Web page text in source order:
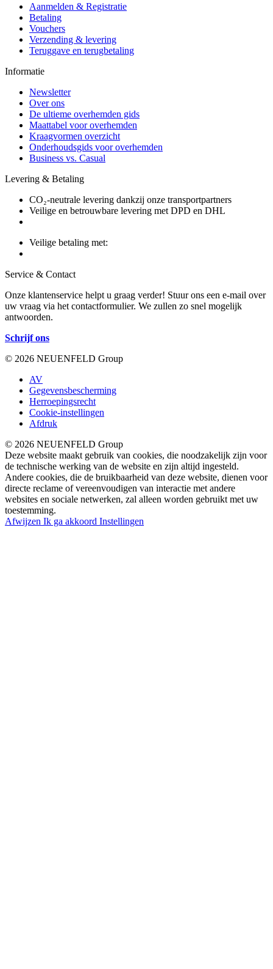
Aanmelden & Registratie
Betaling
Vouchers
Verzending & levering
Teruggave en terugbetaling
Informatie
Newsletter
Over ons
De ultieme overhemden gids
Maattabel voor overhemden
Kraagvormen overzicht
Onderhoudsgids voor overhemden
Business vs. Casual
Levering & Betaling
CO₂-neutrale levering dankzij onze transportpartners
Veilige en betrouwbare levering met DPD en DHL
Veilige betaling met:
Service & Contact
Onze klantenservice helpt u graag verder! Stuur ons een e-mail over
uw vraag via het contactformulier. We zullen zo snel mogelijk
antwoorden.
Schrijf ons
© 2026 NEUENFELD Group
AV
Gegevensbescherming
Herroepingsrecht
Cookie-instellingen
Afdruk
© 2026 NEUENFELD Group
Deze website maakt gebruik van cookies, die noodzakelijk zijn voor
de technische werking van de website en zijn altijd ingesteld.
Andere cookies, die de bruikbaarheid van deze website, dienen voor
directe reclame of vereenvoudigen van interactie met andere
websites en sociale netwerken, zal alleen worden gebruikt met uw
toestemming.
Afwijzen Ik ga akkoord Instellingen